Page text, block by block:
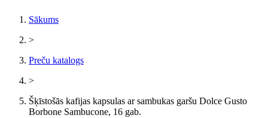
Sākums
>
Preču katalogs
>
Šķīstošās kafijas kapsulas ar sambukas garšu Dolce Gusto
Borbone Sambucone, 16 gab.